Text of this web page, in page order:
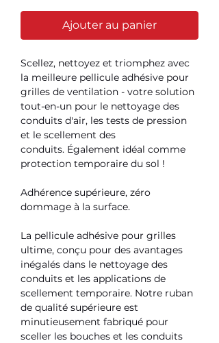
Ajouter au panier
Scellez, nettoyez et triomphez avec
la meilleure pellicule adhésive pour
grilles de ventilation - votre solution
tout-en-un pour le nettoyage des
conduits d'air, les tests de pression
et le scellement des
conduits. Également idéal comme
protection temporaire du sol !
Adhérence supérieure, zéro
dommage à la surface.
La pellicule adhésive pour grilles
ultime, conçu pour des avantages
inégalés dans le nettoyage des
conduits et les applications de
scellement temporaire. Notre ruban
de qualité supérieure est
minutieusement fabriqué pour
sceller les bouches et les conduits